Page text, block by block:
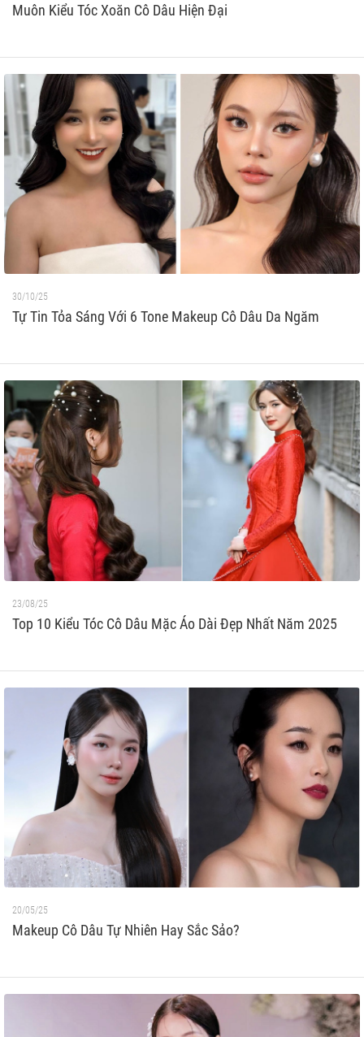
Muôn Kiểu Tóc Xoăn Cô Dâu Hiện Đại
30/10/25
Tự Tin Tỏa Sáng Với 6 Tone Makeup Cô Dâu Da Ngăm
23/08/25
Top 10 Kiểu Tóc Cô Dâu Mặc Áo Dài Đẹp Nhất Năm 2025
20/05/25
Makeup Cô Dâu Tự Nhiên Hay Sắc Sảo?